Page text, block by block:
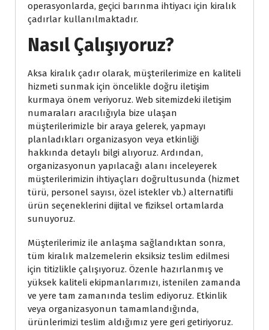
operasyonlarda, geçici barınma ihtiyacı için kiralık
çadırlar kullanılmaktadır.
Nasıl Çalışıyoruz?
Aksa kiralık çadır olarak, müşterilerimize en kaliteli
hizmeti sunmak için öncelikle doğru iletişim
kurmaya önem veriyoruz. Web sitemizdeki iletişim
numaraları aracılığıyla bize ulaşan
müşterilerimizle bir araya gelerek, yapmayı
planladıkları organizasyon veya etkinliği
hakkında detaylı bilgi alıyoruz. Ardından,
organizasyonun yapılacağı alanı inceleyerek
müşterilerimizin ihtiyaçları doğrultusunda (hizmet
türü, personel sayısı, özel istekler vb.) alternatifli
ürün seçeneklerini dijital ve fiziksel ortamlarda
sunuyoruz.
Müşterilerimiz ile anlaşma sağlandıktan sonra,
tüm kiralık malzemelerin eksiksiz teslim edilmesi
için titizlikle çalışıyoruz. Özenle hazırlanmış ve
yüksek kaliteli ekipmanlarımızı, istenilen zamanda
ve yere tam zamanında teslim ediyoruz. Etkinlik
veya organizasyonun tamamlandığında,
ürünlerimizi teslim aldığımız yere geri getiriyoruz.